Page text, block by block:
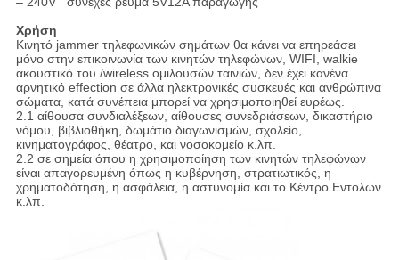
Χρήση
Κινητό jammer τηλεφωνικών σημάτων θα κάνει να επηρεάσει
μόνο στην επικοινωνία των κινητών τηλεφώνων, WIFI, walkie
ακουστικό του /wireless ομιλουσών ταινιών, δεν έχει κανένα
αρνητικό effection σε άλλα ηλεκτρονικές συσκευές και ανθρώπινα
σώματα, κατά συνέπεια μπορεί να χρησιμοποιηθεί ευρέως.
2.1 αίθουσα συνδιαλέξεων, αίθουσες συνεδριάσεων, δικαστήριο
νόμου, βιβλιοθήκη, δωμάτιο διαγωνισμών, σχολείο,
κινηματογράφος, θέατρο, και νοσοκομείο κ.λπ.
2.2 σε σημεία όπου η χρησιμοποίηση των κινητών τηλεφώνων
είναι απαγορευμένη όπως η κυβέρνηση, στρατιωτικός, η
χρηματοδότηση, η ασφάλεια, η αστυνομία και το Κέντρο Εντολών
κ.λπ.